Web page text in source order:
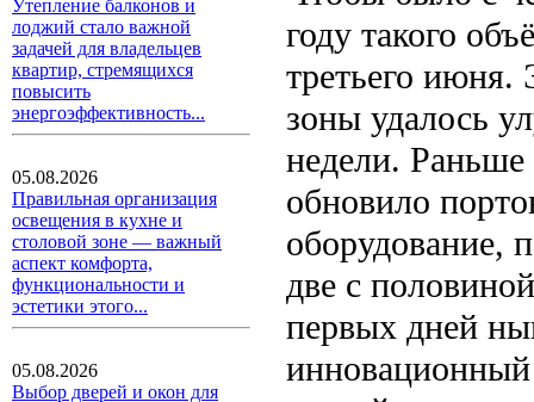
Утепление балконов и
лоджий стало важной
задачей для владельцев
квартир, стремящихся
повысить
энергоэффективность...
05.08.2026
Правильная организация
освещения в кухне и
столовой зоне — важный
аспект комфорта,
функциональности и
эстетики этого...
05.08.2026
Выбор дверей и окон для
году такого
третьего июня.
зоны удалось
недели. Раньше
обновило
оборудование,
две с
первых дней
инновационный